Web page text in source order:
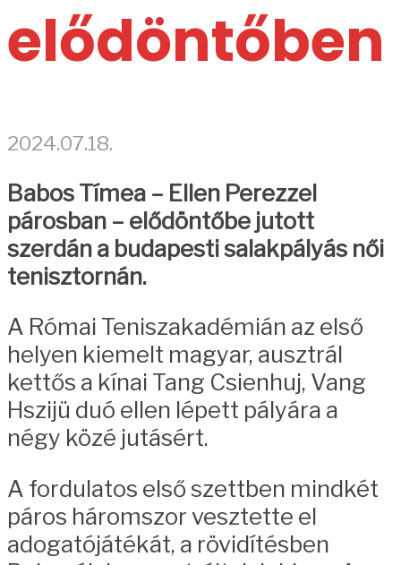
elődöntőben
2024.07.18.
Babos Tímea – Ellen Perezzel
párosban – elődöntőbe jutott
szerdán a budapesti salakpályás női
tenisztornán.
A Római Teniszakadémián az első
helyen kiemelt magyar, ausztrál
kettős a kínai Tang Csienhuj, Vang
Hszijü duó ellen lépett pályára a
négy közé jutásért.
A fordulatos első szettben mindkét
páros háromszor vesztette el
adogatójátékát, a rövidítésben